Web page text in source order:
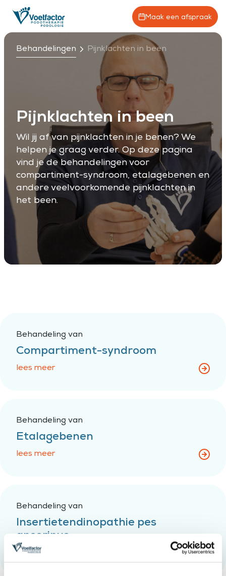
Maak een afspraak
Behandelingen Pijnklachten in been
Pijnklachten in been
Wil jij af van pijnklachten in je benen? We
helpen je graag verder. Op deze pagina
vind je de behandelingen voor
compartiment-syndroom, etalagebenen en
andere veelvoorkomende pijnklachten in
het been.
Behandeling van
Compartiment-syndroom
lees meer
Behandeling van
Etalagebenen
lees meer
Behandeling van
Insertietendinopathie pes
anserinus
lees meer